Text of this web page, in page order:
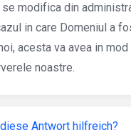
modifica din
in care Domeniul a
acesta va avea in
noastre.
Antwort hilfreich?